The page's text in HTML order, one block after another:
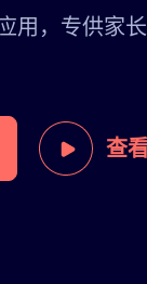
用，专供家
查